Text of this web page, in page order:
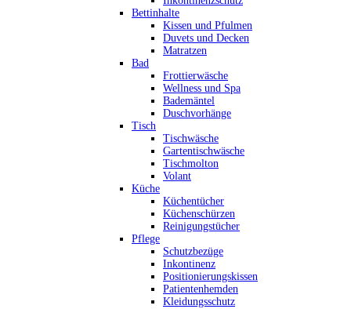
Bettinhalte
Kissen und Pfulmen
Duvets und Decken
Matratzen
Bad
Frottierwäsche
Wellness und Spa
Bademäntel
Duschvorhänge
Tisch
Tischwäsche
Gartentischwäsche
Tischmolton
Volant
Küche
Küchentücher
Küchenschürzen
Reinigungstücher
Pflege
Schutzbezüge
Inkontinenz
Positionierungskissen
Patientenhemden
Kleidungsschutz